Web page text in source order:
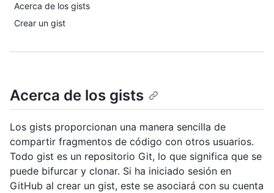
Acerca de los gists
Crear un gist
Acerca de los gists
Los gists proporcionan una manera sencilla de
compartir fragmentos de código con otros usuarios.
Todo gist es un repositorio Git, lo que significa que se
puede bifurcar y clonar. Si ha iniciado sesión en
GitHub al crear un gist, este se asociará con su cuenta